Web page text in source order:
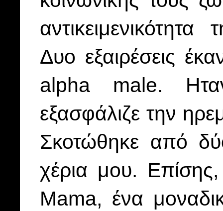
Δυο εξαιρέσεις
alpha male. Ηταν
εξασφάλιζε την
Σκοτώθηκε από
χέρια μου.
Μama, ένα